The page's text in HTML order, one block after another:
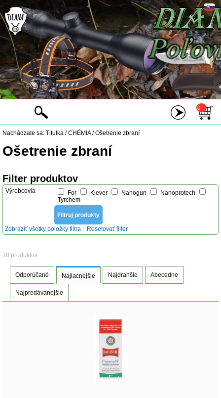
0
Nachádzate sa: Titulka /CHÉMIA/Ošetrenie zbraní
Ošetrenie zbraní
Filter produktov
Výrobcovia For Klever Nanogun
Nanoprotech
Tyrchem
Zobraziť všetky položky filtra Resetovať filter
18 produktov
Odporúčané Najlacnejšie Najdrahšie Abecedne
Najpredávanejšie